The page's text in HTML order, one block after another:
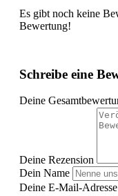
Es gibt noch keine
Bewertung!
Schreibe eine
Deine
Deine Rezension
Dein Name
Deine E-Mail-Adresse